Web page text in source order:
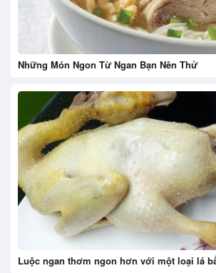
Những Món Ngon Từ Ngan Bạn Nên Thử
Luộc ngan thơm ngon hơn với một loại lá